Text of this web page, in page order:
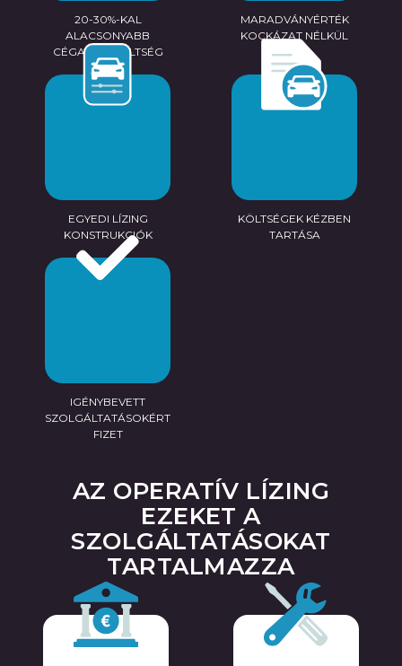
20-30%-KAL
ALACSONYABB
CÉGAUTÓ KÖLTSÉG
MARADVÁNYÉRTÉK
KOCKÁZAT NÉLKÜL
EGYEDI LÍZING
KONSTRUKCIÓK
KÖLTSÉGEK KÉZBEN
TARTÁSA
IGÉNYBEVETT
SZOLGÁLTATÁSOKÉRT
FIZET
AZ OPERATÍV LÍZING
EZEKET A
SZOLGÁLTATÁSOKAT
TARTALMAZZA